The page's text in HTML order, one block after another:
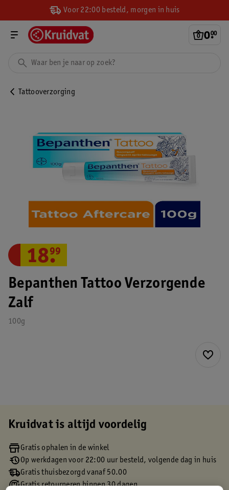
Voor 22:00 besteld, morgen in huis
0.
00
Tattooverzorging
Bepanthen Tattoo Verzorgende
Zalf
100g
18.
99
Kruidvat is altijd voordelig
Gratis ophalen in de winkel
Op werkdagen voor 22:00 uur besteld, volgende dag in huis
Gratis thuisbezorgd vanaf 50.00
Gratis retourneren binnen 30 dagen